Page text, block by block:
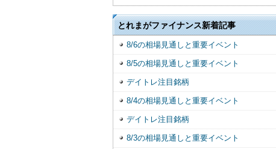
とれまがファイナンス新着記事
8/6の相場見通しと重要イベント
8/5の相場見通しと重要イベント
デイトレ注目銘柄
8/4の相場見通しと重要イベント
デイトレ注目銘柄
8/3の相場見通しと重要イベント